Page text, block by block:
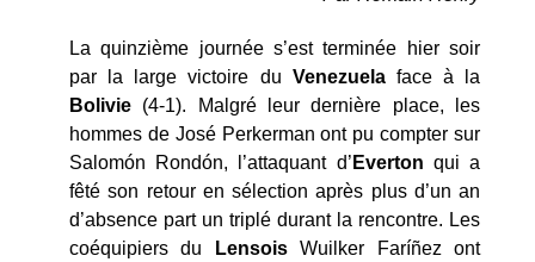
La quinzième journée s’est terminée hier soir
par la large victoire du Venezuelaface à la
Bolivie (4-1). Malgré leur dernière place, les
hommes de José Perkerman ont pu compter sur
Salomón Rondón, l’attaquant d’ Everton qui a
fêté son retour en sélection après plus d’un an
d’absence part un triplé durant la rencontre. Les
coéquipiers du
LensoisWuilker Faríñez ont